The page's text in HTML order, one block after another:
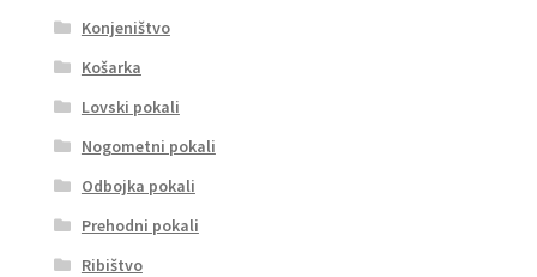
Konjeništvo
Košarka
Lovski pokali
Nogometni pokali
Odbojka pokali
Prehodni pokali
Ribištvo